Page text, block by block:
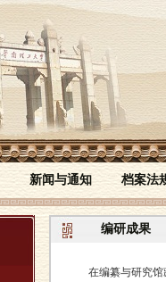
新闻与通知 档案法
编研成果
在编纂与研究馆藏